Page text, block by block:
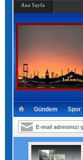
Ana Sayfa
Gündem Spor